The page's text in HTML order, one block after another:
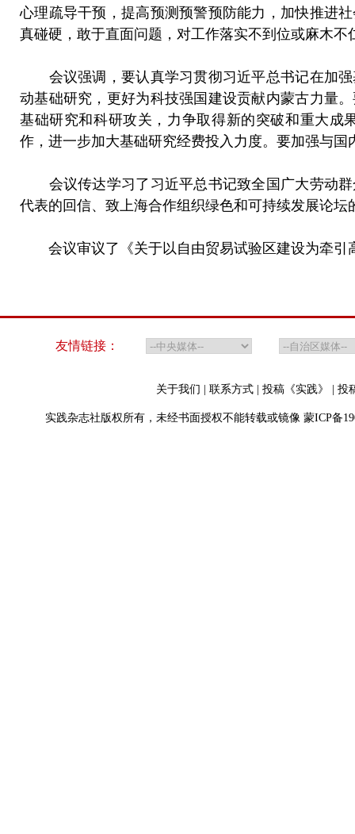
心理疏导干预，提高预测预警预防能力，加快推进
真碰硬，敢于直面问题，对工作落实不到位或麻木
会议强调，要认真学习贯彻习近平总书记在加强
动基础研究，更好为科技强国建设贡献内蒙古力量
基础研究和科研攻关，力争取得新的突破和重大成
作，进一步加大基础研究经费投入力度。要加强与
会议传达学习了习近平总书记致全国广大劳动群
代表的回信、致上海合作组织绿色和可持续发展论
会议审议了《关于以自由贸易试验区建设为牵引
友情链接：
关于我们 联系方式 投稿《实践》 投
实践杂志社版权所有，未经书面授权不能转载或镜像 蒙ICP备